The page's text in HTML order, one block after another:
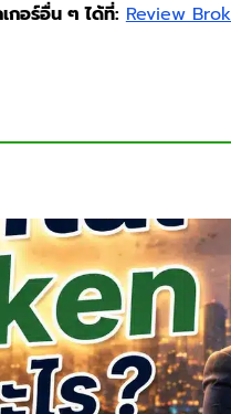
กอร์อื่น ๆ ได้ที่: Review